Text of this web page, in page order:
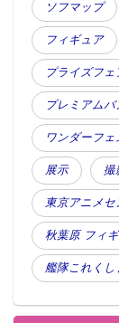
ソフマップ
フィギュア
プライズフェ
プレミアムバ
ワンダーフ
展示 撮
東京アニメセ
秋葉原 フィ
艦隊これくし